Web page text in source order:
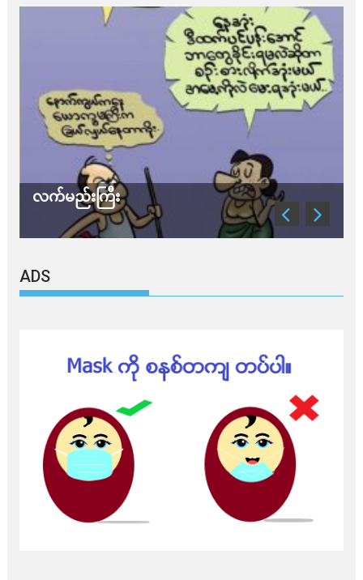
လက်မည်းကြီး
ADS